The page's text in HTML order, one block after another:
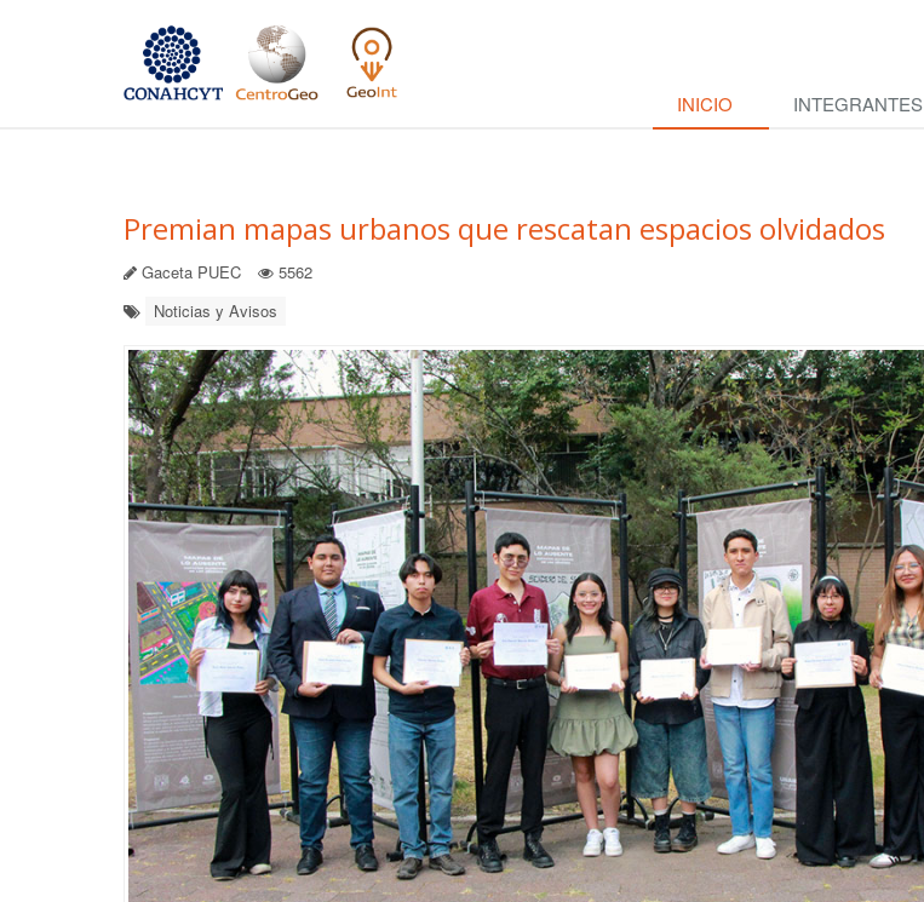
INICIO INTEGRANTES
Premian mapas urbanos que rescatan espacios olvidados
Gaceta PUEC
5562
Noticias y Avisos